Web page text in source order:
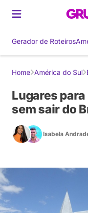
Gerador de Roteiros
Home América do Sul
Lugares
sem sair do
Isabela